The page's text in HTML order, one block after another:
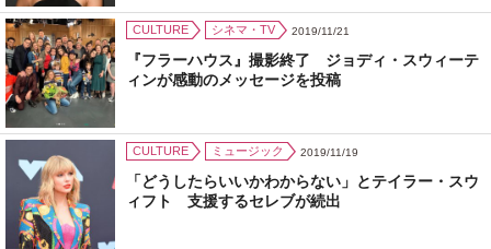
CULTURE シネマ・TV 2019/11/21
『フラーハウス』撮影終了 ジョディ・スウィーテ
ィンが感動のメッセージを投稿
CULTURE ミュージック 2019/11/19
「どうしたらいいかわからない」とテイラー・スウ
ィフト 支援するセレブが続出